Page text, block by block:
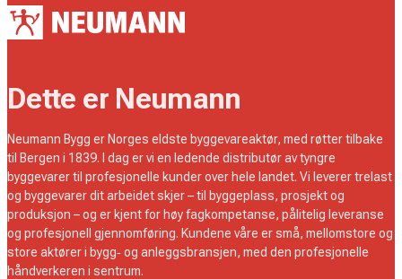
Dette er Neumann
Neumann Bygg er Norges eldste byggevareaktør, med røtter tilbake
til Bergen i 1839. I dag er vi en ledende distributør av tyngre
byggevarer til profesjonelle kunder over hele landet. Vi leverer trelast
og byggevarer dit arbeidet skjer – til byggeplass, prosjekt og
produksjon – og er kjent for høy fagkompetanse, pålitelig leveranse
og profesjonell gjennomføring. Kundene våre er små, mellomstore og
store aktører i bygg‑ og anleggsbransjen, med den profesjonelle
håndverkeren i sentrum.